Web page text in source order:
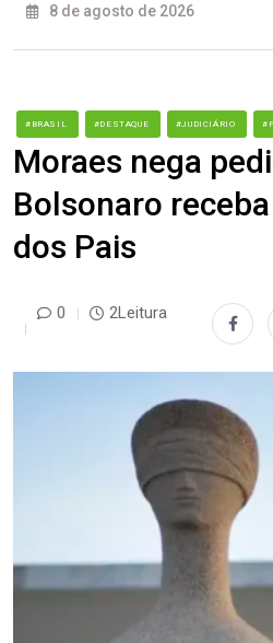
8 de agosto de 2026
#BRASIL #DESTAQUE #JUDICIÁRIO
Moraes nega
Bolsonaro
dos Pais
0 2Leitura